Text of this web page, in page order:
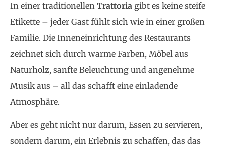
In einer traditionellen Trattoria gibt es keine steife
Etikette – jeder Gast fühlt sich wie in einer großen
Familie. Die Inneneinrichtung des Restaurants
zeichnet sich durch warme Farben, Möbel aus
Naturholz, sanfte Beleuchtung und angenehme
Musik aus – all das schafft eine einladende
Atmosphäre.
Aber es geht nicht nur darum, Essen zu servieren,
sondern darum, ein Erlebnis zu schaffen, das das